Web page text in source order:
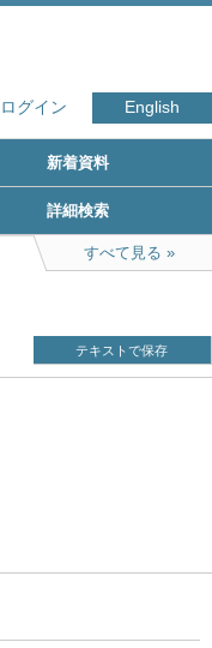
ログイン English
新着資料
詳細検索
すべて見る
テキストで保存